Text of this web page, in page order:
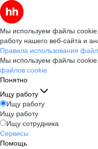
Мы используем файлы
работу нашего веб-сайта и
Правила использования
Мы используем файлы cookie.
файлов cookie
Понятно
Ищу работу
Ищу работу
Ищу работу
Ищу сотрудника
Сервисы
Помощь